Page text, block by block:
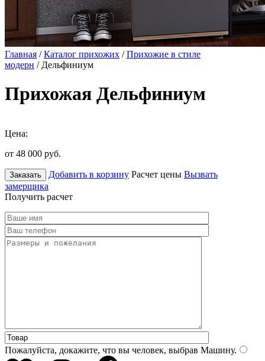
Главная /Каталог прихожих /Прихожие в стиле
модерн / Дельфиниум
Прихожая Дельфиниум
Цена:
от 48 000 руб.
Заказать Добавить в корзину Расчет цены Вызвать
замерщика
Получить расчет
Пожалуйста, докажите, что вы человек, выбрав Машину.